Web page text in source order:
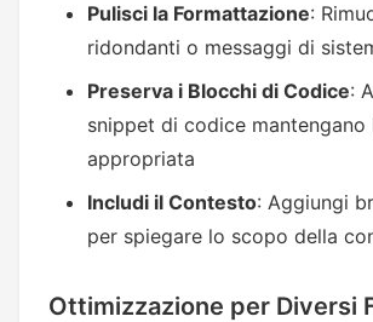
Pulisci la Formattazione:
ridondanti o messaggi di
Preserva i Blocchi di Codice:
snippet di codice
appropriata
Includi il Contesto: Aggiungi
per spiegare lo scopo della
Ottimizzazione per Diversi